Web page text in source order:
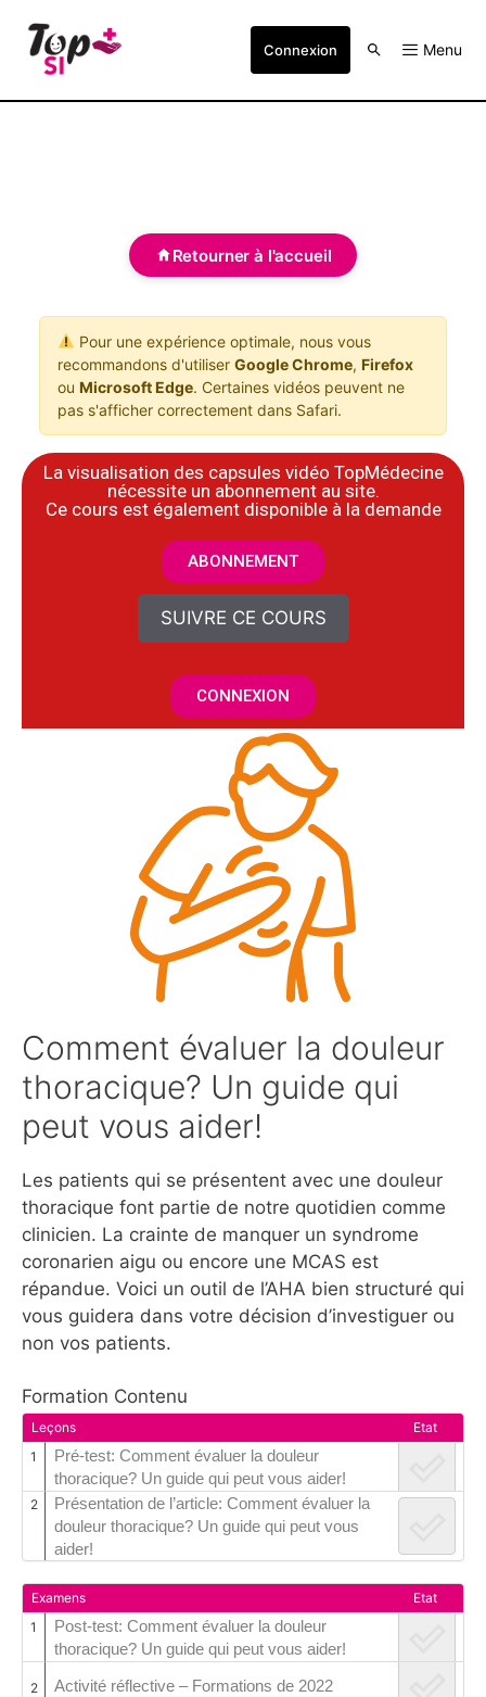
Connexion Menu
Retourner à l'accueil
Pour une expérience optimale, nous vous
recommandons d'utiliser Google Chrome, Firefox
ou Microsoft Edge. Certaines vidéos peuvent ne
pas s'afficher correctement dans Safari.
La visualisation des capsules vidéo TopMédecine
nécessite un abonnement au site.
​Ce cours est également disponible à la demande
ABONNEMENT
SUIVRE CE COURS
CONNEXION
Comment évaluer la douleur
thoracique? Un guide qui
peut vous aider!
Les patients qui se présentent avec une douleur
thoracique font partie de notre quotidien comme
clinicien. La crainte de manquer un syndrome
coronarien aigu ou encore une MCAS est
répandue. Voici un outil de l’AHA bien structuré qui
vous guidera dans votre décision d’investiguer ou
non vos patients.
Formation Contenu
Leçons
Etat
1
Pré-test: Comment évaluer la douleur
thoracique? Un guide qui peut vous aider!
2
Présentation de l’article: Comment évaluer la
douleur thoracique? Un guide qui peut vous
aider!
Examens
Etat
1
Post-test: Comment évaluer la douleur
thoracique? Un guide qui peut vous aider!
2 Activité réflective – Formations de 2022